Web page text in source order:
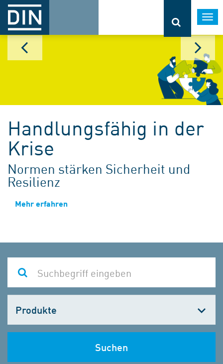
Handlungsfähig in der
Krise
Normen stärken Sicherheit und
Resilienz
Mehr erfahren
wählen
Suchen